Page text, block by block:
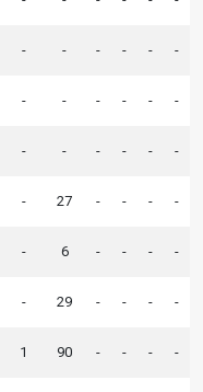
- - - - - -
- - - - - -
- - - - - -
- 27 - - - -
- 6 - - - -
- 29 - - - -
1 90 - - - -